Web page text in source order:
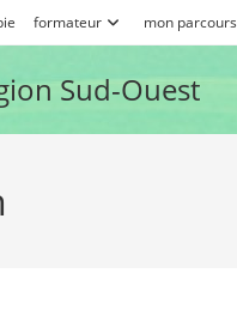
formateur mon parcours
Sud-Ouest